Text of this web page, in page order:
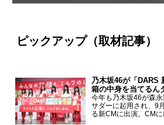
ピックアップ（取材記事）
乃木坂46が「DARS
箱の中身を当てるん
今年も乃木坂46が森
サダーに起用され、9
る新CMに出演。CM